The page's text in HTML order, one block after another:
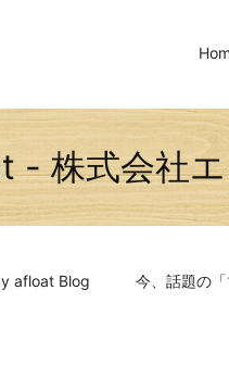
afloat Blog 今、話題の
- 株式会社